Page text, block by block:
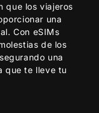
que los viajeros
una
Con eSIMs
de los
una
que te lleve tu